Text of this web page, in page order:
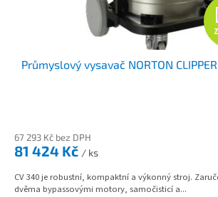
Průmyslový vysavač NORTON
67 293 Kč bez DPH
81 424 Kč / ks
CV 340 je robustní, kompaktní a výkonný stroj.
dvěma bypassovými motory, samočisticí a...